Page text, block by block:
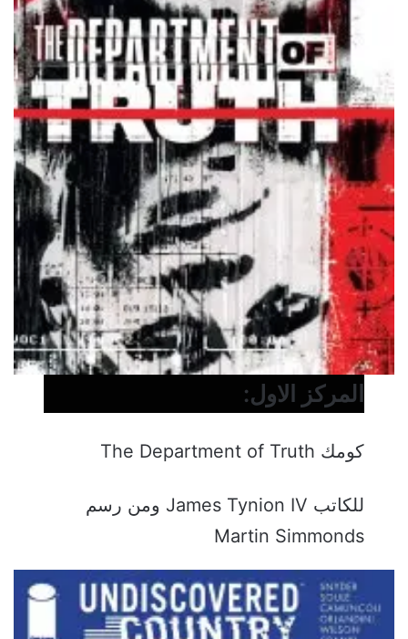
المركز الاول:
كومك The Department of Truth
للكاتب James Tynion IV ومن رسم
Martin Simmonds